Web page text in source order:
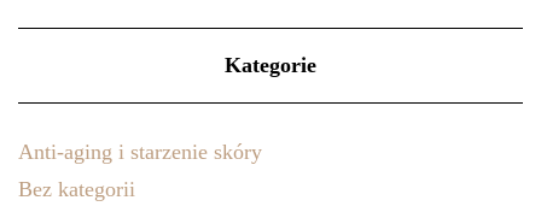
Kategorie
Anti-aging i starzenie skóry
Bez kategorii